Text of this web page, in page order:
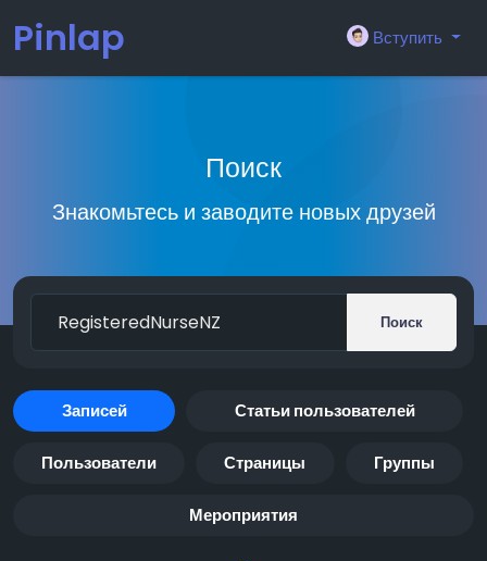
Pinlap Вступить
Поиск
Знакомьтесь и заводите новых друзей
Поиск
Записей Статьи пользователей
Пользователи Страницы Группы
Мероприятия